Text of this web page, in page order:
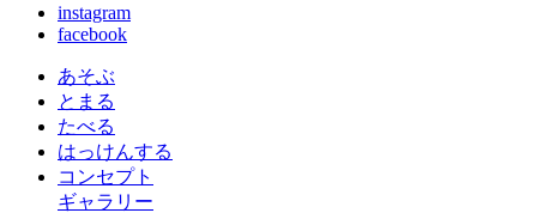
instagram
facebook
あそぶ
とまる
たべる
はっけんする
コンセプト
ギャラリー